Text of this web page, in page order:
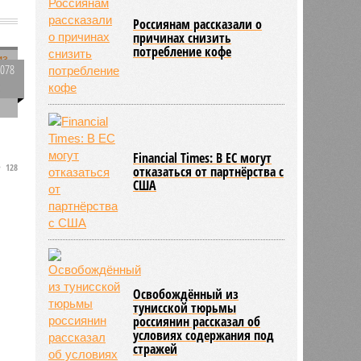
128
Россиянам рассказали о
причинах снизить
потребление кофе
Financial Times: В ЕС могут
отказаться от партнёрства с
США
Освобождённый из
тунисской тюрьмы
россиянин рассказал об
условиях содержания под
стражей